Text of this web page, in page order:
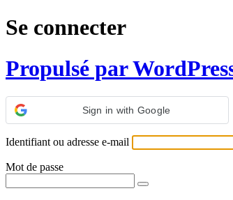
Se connecter
Propulsé par
Sign in with Google
Identifiant ou adresse e-mail
Mot de passe